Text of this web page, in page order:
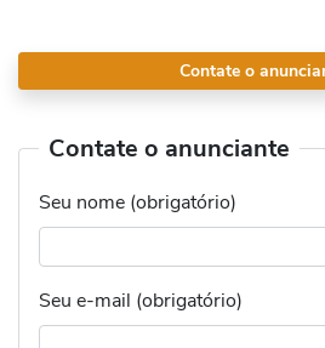
Contate o
Contate o anunciante
Seu nome (obrigatório)
Seu e-mail (obrigatório)